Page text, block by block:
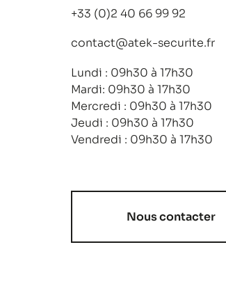
+33 (0)2 40 66 99 92
contact@atek-securite.fr
Lundi : 09h30 à 17h30
Mardi: 09h30 à 17h30
Mercredi : 09h30 à 17h30
Jeudi : 09h30 à 17h30
Vendredi : 09h30 à 17h30
Nous contacter